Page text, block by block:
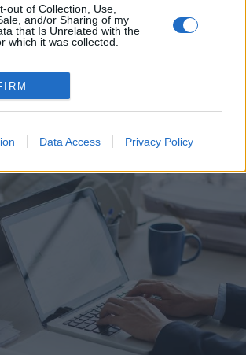
out of Collection, Use,
and/or Sharing of my
that Is Unrelated with the
which it was collected.
Data Access Privacy Policy
nuovi nati all’Ospedale
Mai così tante nuove
solo mese da 10 anni